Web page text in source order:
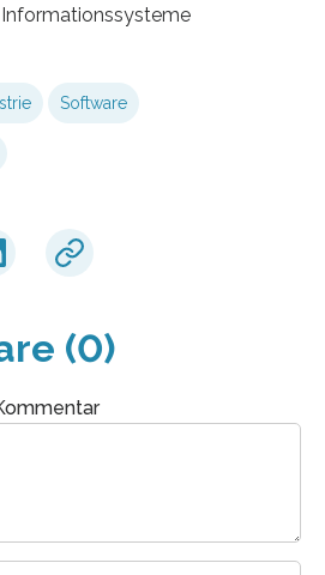
Software
(0)